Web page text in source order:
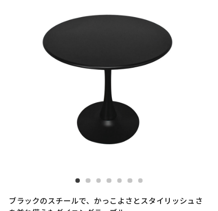
ブラックのスチールで、かっこよさとスタイリッシュさ